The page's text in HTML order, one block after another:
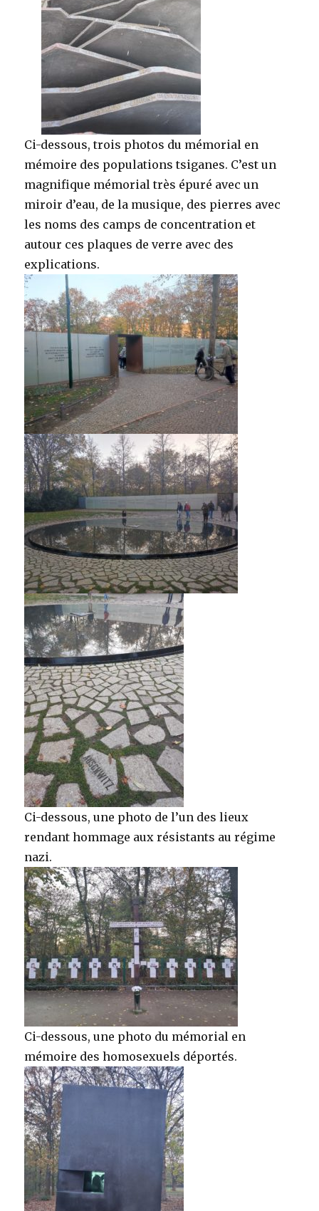
Ci-dessous, trois photos du mémorial en
mémoire des populations tsiganes. C’est un
magnifique mémorial très épuré avec un
miroir d’eau, de la musique, des pierres avec
les noms des camps de concentration et
autour ces plaques de verre avec des
explications.
Ci-dessous, une photo de l’un des lieux
rendant hommage aux résistants au régime
nazi.
Ci-dessous, une photo du mémorial en
mémoire des homosexuels déportés.